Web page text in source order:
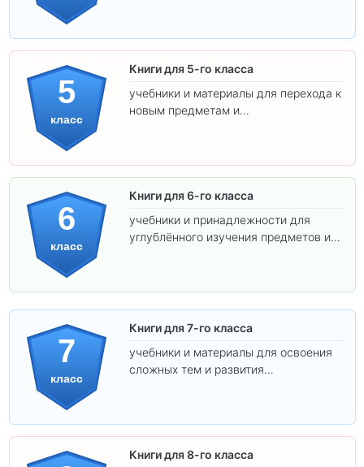
5
класс
Книги для 5-го класса
учебники и материалы для перехода к
новым предметам и
6
класс
Книги для 6-го класса
учебники и принадлежности для
углублённого изучения предметов и
7
класс
Книги для 7-го класса
учебники и материалы для освоения
сложных тем и развития
Книги для 8-го класса